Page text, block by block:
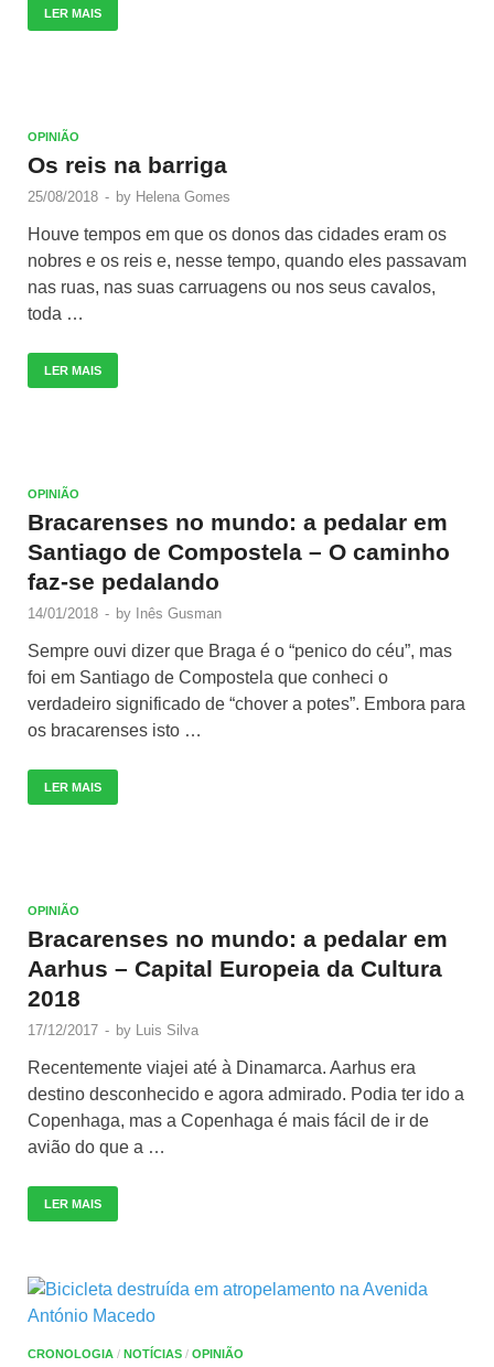
LER MAIS
OPINIÃO
Os reis na barriga
25/08/2018 - by Helena Gomes
Houve tempos em que os donos das cidades eram os
nobres e os reis e, nesse tempo, quando eles passavam
nas ruas, nas suas carruagens ou nos seus cavalos,
toda …
LER MAIS
OPINIÃO
Bracarenses no mundo: a pedalar em
Santiago de Compostela – O caminho
faz-se pedalando
14/01/2018 - by Inês Gusman
Sempre ouvi dizer que Braga é o “penico do céu”, mas
foi em Santiago de Compostela que conheci o
verdadeiro significado de “chover a potes”. Embora para
os bracarenses isto …
LER MAIS
OPINIÃO
Bracarenses no mundo: a pedalar em
Aarhus – Capital Europeia da Cultura
2018
17/12/2017 - by Luis Silva
Recentemente viajei até à Dinamarca. Aarhus era
destino desconhecido e agora admirado. Podia ter ido a
Copenhaga, mas a Copenhaga é mais fácil de ir de
avião do que a …
LER MAIS
CRONOLOGIA / NOTÍCIAS / OPINIÃO